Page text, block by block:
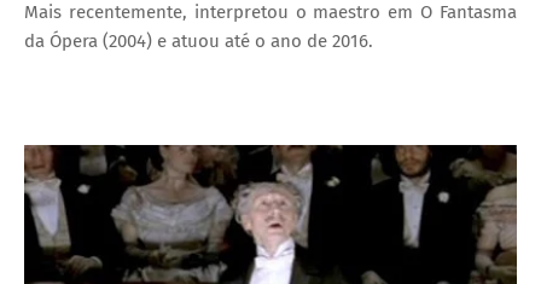
Mais recentemente, interpretou o maestro em O Fantasma
da Ópera (2004) e atuou até o ano de 2016.